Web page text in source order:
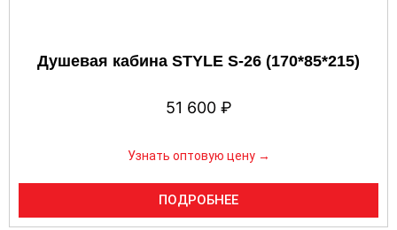
Душевая кабина STYLE S-26 (170*85*215)
51 600 ₽
Узнать оптовую цену →
ПОДРОБНЕЕ